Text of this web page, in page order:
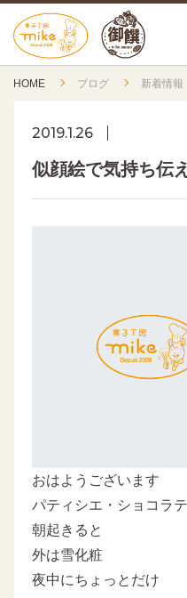
HOME ブログ 新着情報
2019.1.26
似顔絵で気持ち伝
おはようございます
パティシエ・ショコラ
朝起きると
外は雪化粧
夜中にちょっとだけ